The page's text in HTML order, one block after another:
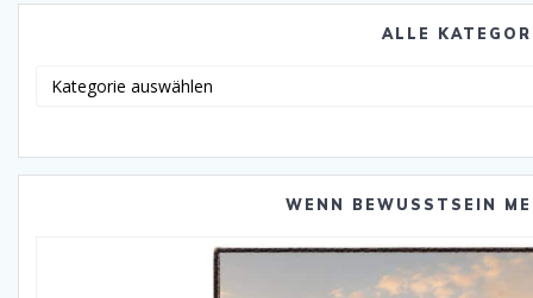
ALLE
WENN BEWUSSTSEIN